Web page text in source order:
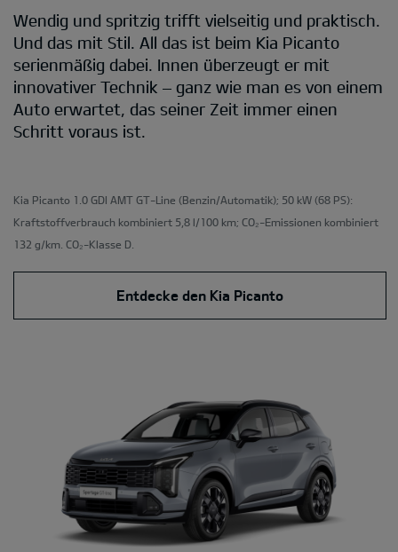
Wendig und spritzig trifft vielseitig und praktisch.
Und das mit Stil. All das ist beim Kia Picanto
serienmäßig dabei. Innen überzeugt er mit
innovativer Technik – ganz wie man es von einem
Auto erwartet, das seiner Zeit immer einen
Schritt voraus ist.
Kia Picanto 1.0 GDI AMT GT-Line (Benzin/Automatik); 50 kW (68 PS):
Kraftstoffverbrauch kombiniert 5,8 l/100 km; CO₂-Emissionen kombiniert
132 g/km. CO₂-Klasse D.
Entdecke den Kia Picanto